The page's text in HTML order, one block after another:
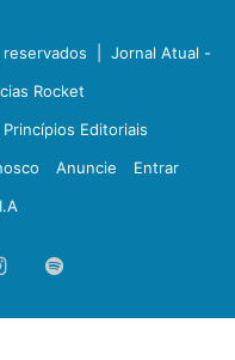
reservados | Jornal Atual -
Rocket
Princípios Editoriais
Anuncie
Entrar
Instagram
Spotify